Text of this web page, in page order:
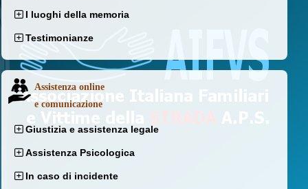
I luoghi della memoria
Testimonianze
Assistenza online
e comunicazione
Giustizia e assistenza legale
Assistenza Psicologica
In caso di incidente